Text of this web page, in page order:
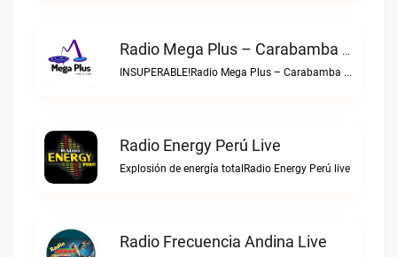
Radio Mega Plus – Carabamba Live
INSUPERABLE!Radio Mega Plus – Carabamba live
Radio Energy Perú Live
Explosión de energía totalRadio Energy Perú live
Radio Frecuencia Andina Live